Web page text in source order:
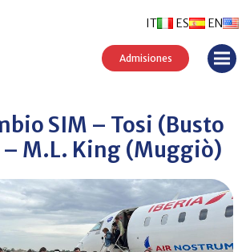
ES EN
IT
Admisiones
SIM – Tosi (Busto
M.L. King (Muggiò)